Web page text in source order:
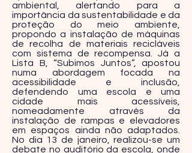
ambiental, alertando para a
importância da sustentabilidade e da
proteção do meio ambiente,
propondo a instalação de máquinas
de recolha de materiais recicláveis
com sistema de recompensa. Já a
Lista B, “Subimos Juntos”, apostou
numa abordagem focada na
acessibilidade e inclusão,
defendendo uma escola e uma
cidade mais acessíveis,
nomeadamente através da
instalação de rampas e elevadores
em espaços ainda não adaptados.
No dia 13 de janeiro, realizou-se um
debate no auditório da escola, onde